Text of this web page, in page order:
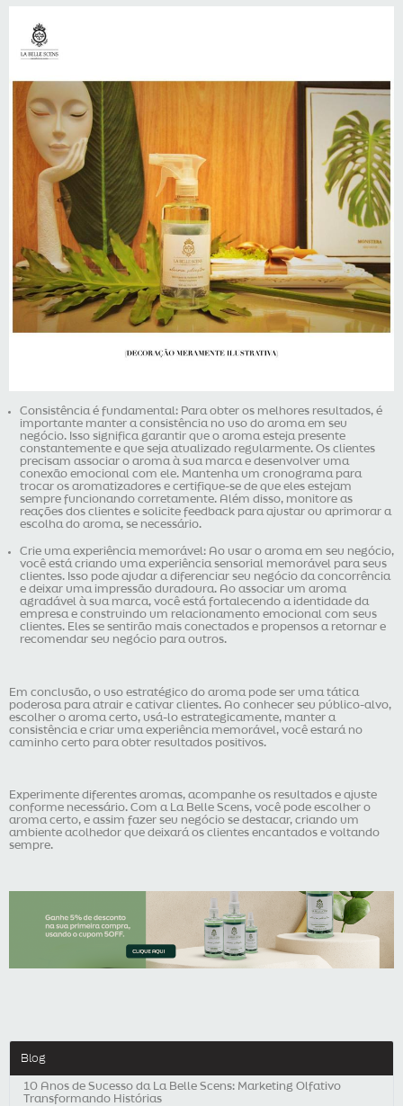
Consistência é fundamental: Para obter os melhores resultados, é
importante manter a consistência no uso do aroma em seu
negócio. Isso significa garantir que o aroma esteja presente
constantemente e que seja atualizado regularmente. Os clientes
precisam associar o aroma à sua marca e desenvolver uma
conexão emocional com ele. Mantenha um cronograma para
trocar os aromatizadores e certifique-se de que eles estejam
sempre funcionando corretamente. Além disso, monitore as
reações dos clientes e solicite feedback para ajustar ou aprimorar a
escolha do aroma, se necessário.
Crie uma experiência memorável: Ao usar o aroma em seu negócio,
você está criando uma experiência sensorial memorável para seus
clientes. Isso pode ajudar a diferenciar seu negócio da concorrência
e deixar uma impressão duradoura. Ao associar um aroma
agradável à sua marca, você está fortalecendo a identidade da
empresa e construindo um relacionamento emocional com seus
clientes. Eles se sentirão mais conectados e propensos a retornar e
recomendar seu negócio para outros.
Em conclusão, o uso estratégico do aroma pode ser uma tática
poderosa para atrair e cativar clientes. Ao conhecer seu público-alvo,
escolher o aroma certo, usá-lo estrategicamente, manter a
consistência e criar uma experiência memorável, você estará no
caminho certo para obter resultados positivos.
Experimente diferentes aromas, acompanhe os resultados e ajuste
conforme necessário. Com a La Belle Scens, você pode escolher o
aroma certo, e assim fazer seu negócio se destacar, criando um
ambiente acolhedor que deixará os clientes encantados e voltando
sempre.
Blog
10 Anos de Sucesso da La Belle Scens: Marketing Olfativo
Transformando Histórias